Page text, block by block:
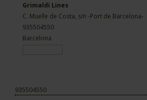
Grimaldi Lines
C. Muelle de Costa, s/n -Port de Barcelona-
935504550
Barcelona
935504550